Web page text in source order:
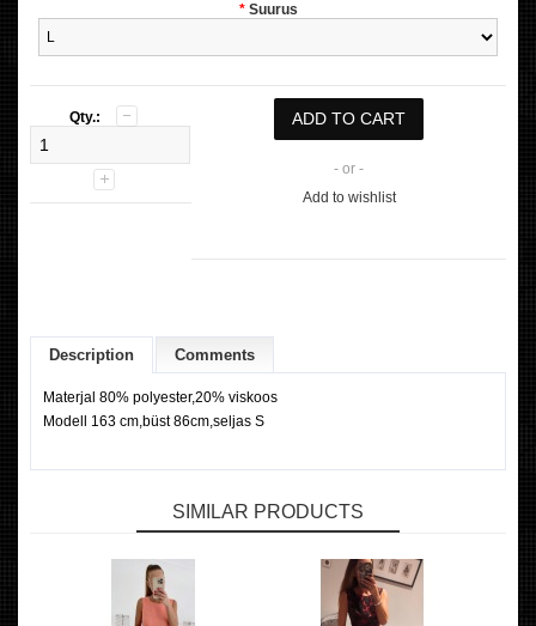
* Suurus
Qty.:
- or -
Add to wishlist
Description Comments
Materjal 80% polyester,20% viskoos
Modell 163 cm,büst 86cm,seljas S
SIMILAR PRODUCTS